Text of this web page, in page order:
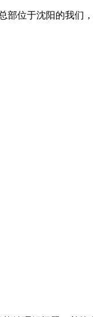
位于沈阳的我们